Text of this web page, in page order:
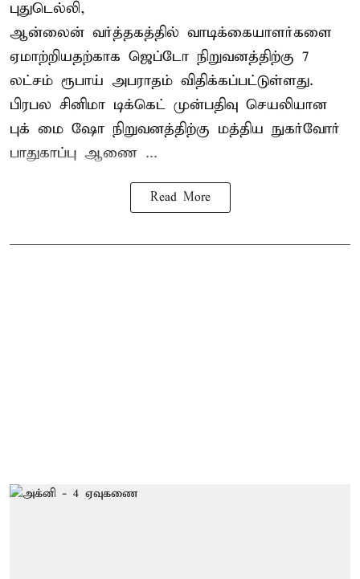
புதுடெல்லி,
ஆன்லைன் வர்த்தகத்தில் வாடிக்கையாளர்களை
ஏமாற்றியதற்காக ஜெப்டோ நிறுவனத்திற்கு 7
லட்சம் ரூபாய் அபராதம் விதிக்கப்பட்டுள்ளது.
பிரபல சினிமா டிக்கெட் முன்பதிவு செயலியான
புக் மை ஷோ நிறுவனத்திற்கு மத்திய நுகர்வோர்
பாதுகாப்பு ஆணை ...
Read More